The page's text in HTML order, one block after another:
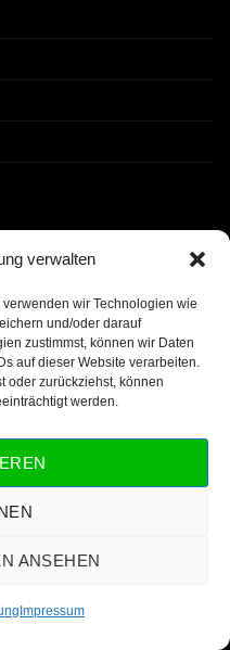
verwalten
wir Technologien wie
und/oder darauf
zustimmst, können wir Daten
auf dieser Website verarbeiten.
oder zurückziehst, können
werden.
ANSEHEN
Impressum
WIDERRUFSBELEHRUNG
VERSAND UND ZAHLUNG